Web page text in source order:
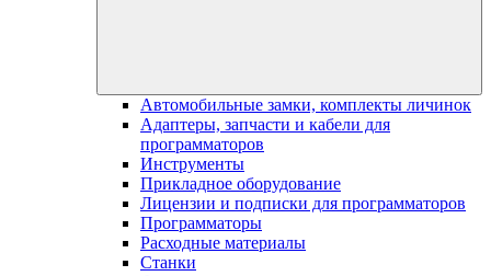
Автомобильные замки, комплекты личинок
Адаптеры, запчасти и кабели для
программаторов
Инструменты
Прикладное оборудование
Лицензии и подписки для программаторов
Программаторы
Расходные материалы
Станки